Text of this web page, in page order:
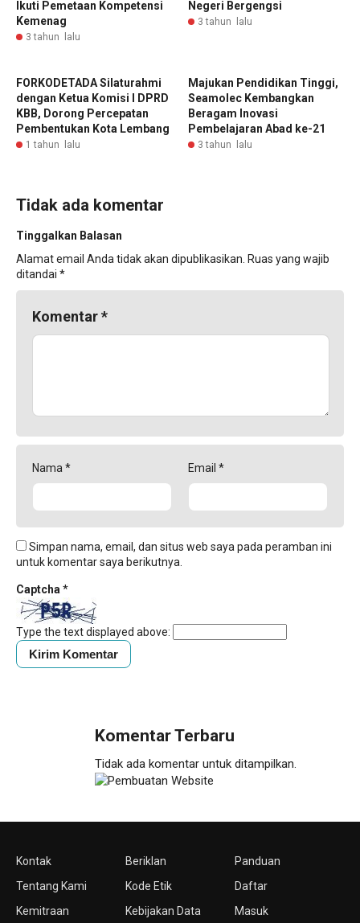
Ikuti Pemetaan Kompetensi
Kemenag
3 tahun lalu
Negeri Bergengsi
3 tahun lalu
FORKODETADA Silaturahmi
dengan Ketua Komisi I DPRD
KBB, Dorong Percepatan
Pembentukan Kota Lembang
1 tahun lalu
Majukan Pendidikan Tinggi,
Seamolec Kembangkan
Beragam Inovasi
Pembelajaran Abad ke-21
3 tahun lalu
Tidak ada komentar
Tinggalkan Balasan
Alamat email Anda tidak akan dipublikasikan. Ruas yang wajib
ditandai *
Komentar*
Nama * Email *
Simpan nama, email, dan situs web saya pada peramban ini
untuk komentar saya berikutnya.
Captcha *
Type the text displayed above:
Komentar Terbaru
Tidak ada komentar untuk ditampilkan.
Kontak
Tentang Kami
Kemitraan
Beriklan
Kode Etik
Kebijakan Data
Panduan
Daftar
Masuk